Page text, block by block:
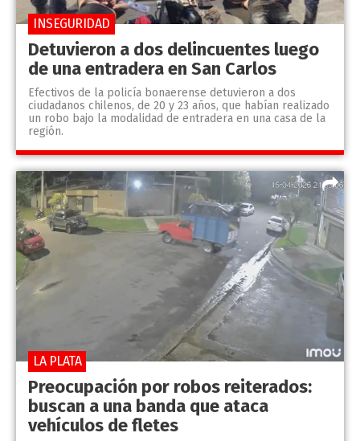
Detuvieron a dos delincuentes luego
de una entradera en San Carlos
Efectivos de la policía bonaerense detuvieron a dos
ciudadanos chilenos, de 20 y 23 años, que habían realizado
un robo bajo la modalidad de entradera en una casa de la
región.
INSEGURIDAD
Preocupación por robos reiterados:
buscan a una banda que ataca
vehículos de fletes
LA PLATA